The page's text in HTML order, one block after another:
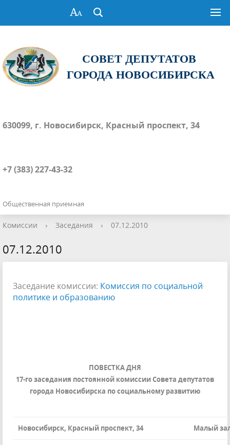
СОВЕТ ДЕПУТАТОВ
ГОРОДА НОВОСИБИРСКА
630099, г. Новосибирск, Красный проспект, 34
+7 (383) 227-43-32
Общественная приемная
Комиссии › Заседания › 07.12.2010
07.12.2010
Заседание комиссии: Комиссия по социальной
политике и образованию
ПОВЕСТКА ДНЯ
17-го заседания постоянной комиссии Совета депутатов
города Новосибирска по социальному развитию
Новосибирск, Красный проспект, 34 Малый